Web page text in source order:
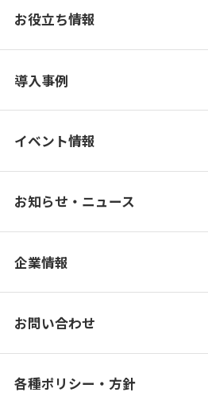
お役立ち情報
導入事例
イベント情報
お知らせ・ニュース
企業情報
お問い合わせ
各種ポリシー・方針